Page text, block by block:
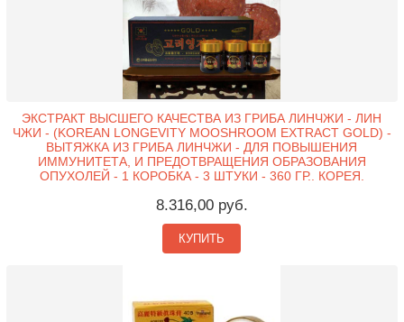
ЭКСТРАКТ ВЫСШЕГО КАЧЕСТВА ИЗ ГРИБА ЛИНЧЖИ - ЛИН
ЧЖИ - (KOREAN LONGEVITY MOOSHROOM EXTRACT GOLD) -
ВЫТЯЖКА ИЗ ГРИБА ЛИНЧЖИ - ДЛЯ ПОВЫШЕНИЯ
ИММУНИТЕТА, И ПРЕДОТВРАЩЕНИЯ ОБРАЗОВАНИЯ
ОПУХОЛЕЙ - 1 КОРОБКА - 3 ШТУКИ - 360 ГР.. КОРЕЯ.
8.316,00 руб.
КУПИТЬ